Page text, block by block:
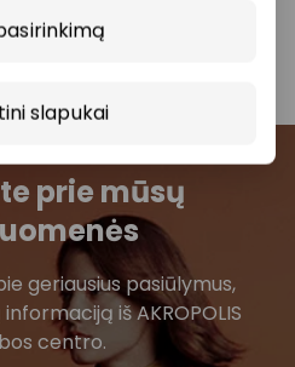
slapukai
salonuose įsigytais akiniais.
prie mūsų
geriausius pasiūlymus,
iš AKROPOLIS
centro.